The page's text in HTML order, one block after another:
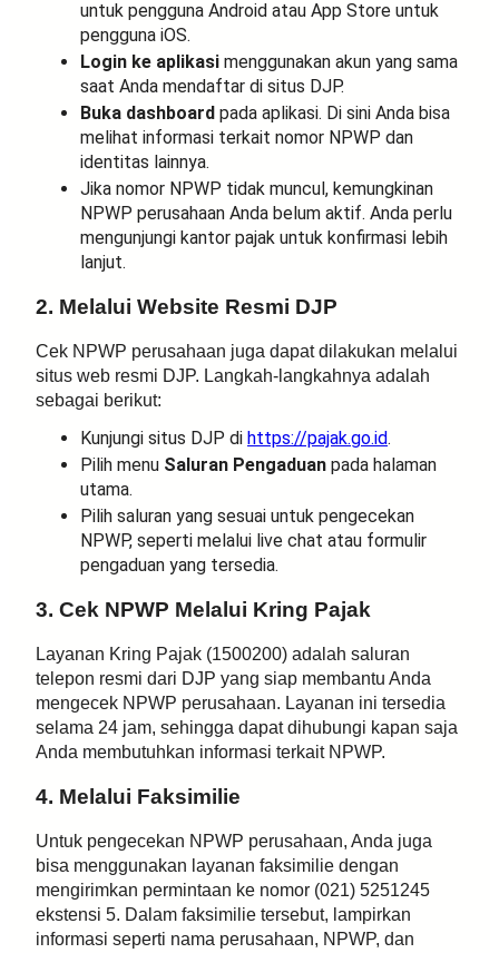
untuk pengguna Android atau App Store untuk
pengguna iOS.
Login ke aplikasi menggunakan akun yang sama
saat Anda mendaftar di situs DJP.
Buka dashboard pada aplikasi. Di sini Anda bisa
melihat informasi terkait nomor NPWP dan
identitas lainnya.
Jika nomor NPWP tidak muncul, kemungkinan
NPWP perusahaan Anda belum aktif. Anda perlu
mengunjungi kantor pajak untuk konfirmasi lebih
lanjut.
2. Melalui Website Resmi DJP
Cek NPWP perusahaan juga dapat dilakukan melalui
situs web resmi DJP. Langkah-langkahnya adalah
sebagai berikut:
Kunjungi situs DJP di https://pajak.go.id.
Pilih menu Saluran Pengaduan pada halaman
utama.
Pilih saluran yang sesuai untuk pengecekan
NPWP, seperti melalui live chat atau formulir
pengaduan yang tersedia.
3. Cek NPWP Melalui Kring Pajak
Layanan Kring Pajak (1500200) adalah saluran
telepon resmi dari DJP yang siap membantu Anda
mengecek NPWP perusahaan. Layanan ini tersedia
selama 24 jam, sehingga dapat dihubungi kapan saja
Anda membutuhkan informasi terkait NPWP.
4. Melalui Faksimilie
Untuk pengecekan NPWP perusahaan, Anda juga
bisa menggunakan layanan faksimilie dengan
mengirimkan permintaan ke nomor (021) 5251245
ekstensi 5. Dalam faksimilie tersebut, lampirkan
informasi seperti nama perusahaan, NPWP, dan